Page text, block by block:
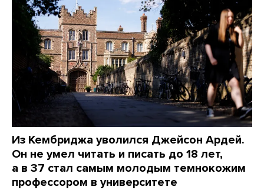
Из Кембриджа уволился Джейсон Ардей.
Он не умел читать и писать до 18 лет,
а в 37 стал самым молодым темнокожим
профессором в университете